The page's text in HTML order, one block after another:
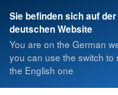
Sie befinden sich auf der
deutschen Website
You are on the German
you can use the switch to
the English one